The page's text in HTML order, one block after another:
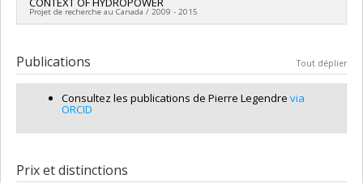
Co-chercheurs :Pierre Legendre
Sources de financement :
recherche en équipe (et possibilité d'équipement la première
année)
Projet de recherche au Canada / 2009 - 2015
Co-chercheurs :
Richard
Cunjak,André St-Hilaire,David Zhu,Jeffery Dawson,Mike
Power,Joseph Rasmussen,George Rose,Steven Cooke,
Brett Eaton,Faye Hicks,Chris Katopodis,Lorne Mason
Sources de financement :
sciences naturelles et génie du Canada (CRSNG) , Manitoba
de recherche / Subvention de recherche et développement
Publications Tout déplier
Consultez les publications de Pierre Legendre via
ORCID
Prix et distinctions